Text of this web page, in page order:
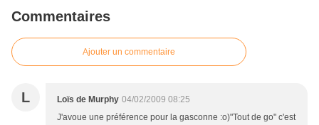
Commentaires
Ajouter un commentaire
L Loïs de Murphy 04/02/2009 08:25
J'avoue une préférence pour la gasconne :o)"Tout de go" c'est